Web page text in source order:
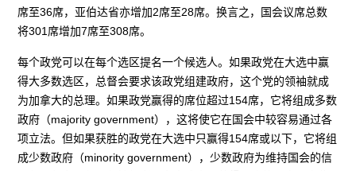
席至36席，亚伯达省亦增加2席至28席。换言之，国会议席总数
将301席增加7席至308席。
每个政党可以在每个选区提名一个候选人。如果政党在大选中赢
得大多数选区，总督会要求该政党组建政府，这个党的领袖就成
为加拿大的总理。如果政党赢得的席位超过154席，它将组成多数
政府（majority government），这将使它在国会中较容易通过各
项立法。但如果获胜的政党在大选中只赢得154席或以下，它将组
成少数政府（minority government），少数政府为维持国会的信